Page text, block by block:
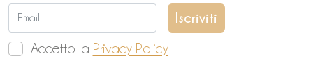
Accetto la Privacy Policy